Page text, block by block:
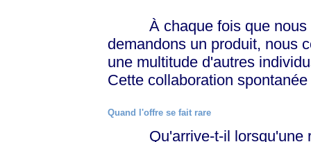
À chaque fois que nous
demandons un produit, nous
une multitude d'autres
Cette collaboration
Quand l'offre se fait rare
Qu'arrive-t-il lorsqu'une